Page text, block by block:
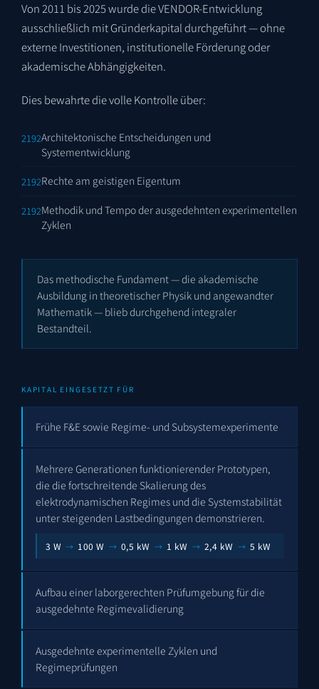
Von 2011 bis 2025 wurde die VENDOR-Entwicklung
ausschließlich mit Gründerkapital durchgeführt — ohne
externe Investitionen, institutionelle Förderung oder
akademische Abhängigkeiten.
Dies bewahrte die volle Kontrolle über:
Architektonische Entscheidungen und
Systementwicklung
Rechte am geistigen Eigentum
Methodik und Tempo der ausgedehnten experimentellen
Zyklen
Das methodische Fundament — die akademische
Ausbildung in theoretischer Physik und angewandter
Mathematik — blieb durchgehend integraler
Bestandteil.
KAPITAL EINGESETZT FÜR
Frühe F&E sowie Regime- und Subsystemexperimente
Mehrere Generationen funktionierender Prototypen,
die die fortschreitende Skalierung des
elektrodynamischen Regimes und die Systemstabilität
unter steigenden Lastbedingungen demonstrieren.
3 W → 100 W → 0,5 kW → 1 kW → 2,4 kW → 5 kW
Aufbau einer laborgerechten Prüfumgebung für die
ausgedehnte Regimevalidierung
Ausgedehnte experimentelle Zyklen und
Regimeprüfungen